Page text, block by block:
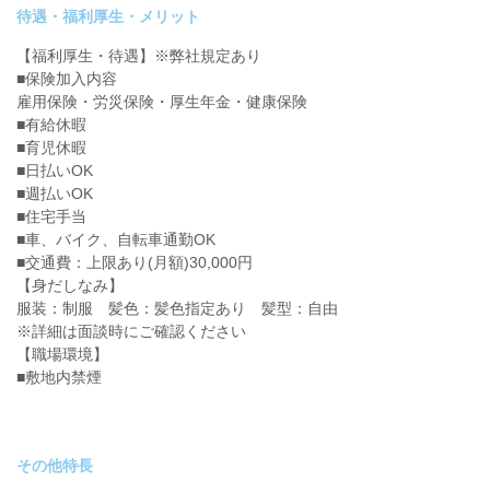
待遇・福利厚生・メリット
【福利厚生・待遇】※弊社規定あり
■保険加入内容
雇用保険・労災保険・厚生年金・健康保険
■有給休暇
■育児休暇
■日払いOK
■週払いOK
■住宅手当
■車、バイク、自転車通勤OK
■交通費：上限あり(月額)30,000円
【身だしなみ】
服装：制服 髪色：髪色指定あり 髪型：自由
※詳細は面談時にご確認ください
【職場環境】
■敷地内禁煙
その他特長